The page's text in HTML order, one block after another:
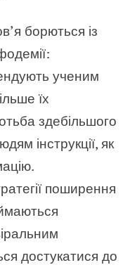
борються із
ученим
їх
здебільшого
інструкції, як
поширення
достукатися до